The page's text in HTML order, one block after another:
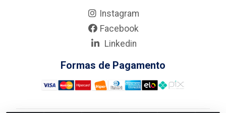
Instagram
Facebook
Linkedin
Formas de Pagamento